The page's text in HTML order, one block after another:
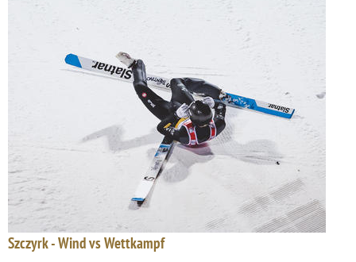
Szczyrk - Wind vs Wettkampf